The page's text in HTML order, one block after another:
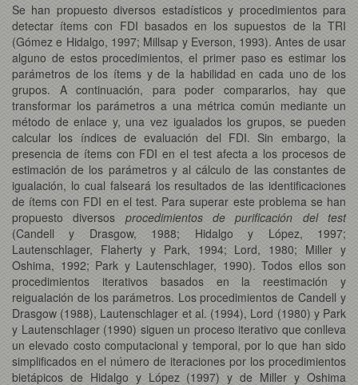
Se han propuesto diversos estadísticos y procedimientos para
detectar ítems con FDI basados en los supuestos de la TRI
(Gómez e Hidalgo, 1997; Millsap y Everson, 1993). Antes de usar
alguno de estos procedimientos, el primer paso es estimar los
parámetros de los ítems y de la habilidad en cada uno de los
grupos. A continuación, para poder compararlos, hay que
transformar los parámetros a una métrica común mediante un
método de enlace y, una vez igualados los grupos, se pueden
calcular los índices de evaluación del FDI. Sin embargo, la
presencia de ítems con FDI en el test afecta a los procesos de
estimación de los parámetros y al cálculo de las constantes de
igualación, lo cual falseará los resultados de las identificaciones
de ítems con FDI en el test. Para superar este problema se han
propuesto diversos procedimientos de purificación del test
(Candell y Drasgow, 1988; Hidalgo y López, 1997;
Lautenschlager, Flaherty y Park, 1994; Lord, 1980; Miller y
Oshima, 1992; Park y Lautenschlager, 1990). Todos ellos son
procedimientos iterativos basados en la reestimación y
reigualación de los parámetros. Los procedimientos de Candell y
Drasgow (1988), Lautenschlager et al. (1994), Lord (1980) y Park
y Lautenschlager (1990) siguen un proceso iterativo que conlleva
un elevado costo computacional y temporal, por lo que han sido
simplificados en el número de iteraciones por los procedimientos
bietápicos de Hidalgo y López (1997) y de Miller y Oshima